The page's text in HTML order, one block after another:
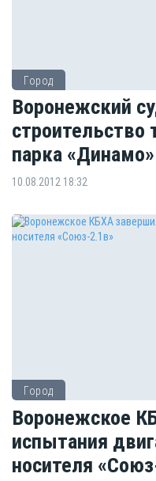
Город
Воронежский
строительство
парка «Динамо»
10.08.2012 18:32
Город
Воронежское
испытания
носителя